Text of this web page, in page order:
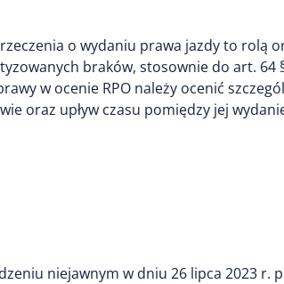
o wydaniu prawa jazdy to rolą
braków, stosownie do art. 64
w ocenie RPO należy ocenić
oraz upływ czasu pomiędzy jej
niejawnym w dniu 26 lipca 2023 r.